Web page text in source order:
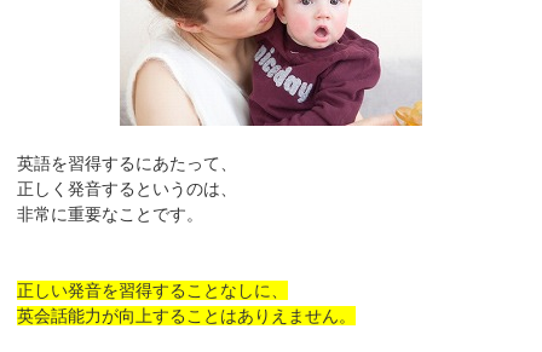
英語を習得するにあたって、
正しく発音するというのは、
非常に重要なことです。
正しい発音を習得することなしに、
英会話能力が向上することはありえません。